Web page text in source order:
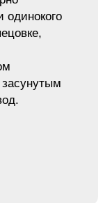
одинокого